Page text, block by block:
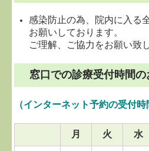
感染防止の為、院内に入る
お願いしております。
ご理解、ご協力をお願い致
窓口での診療受付時間
（インターネット予約の受付時
月 火 水